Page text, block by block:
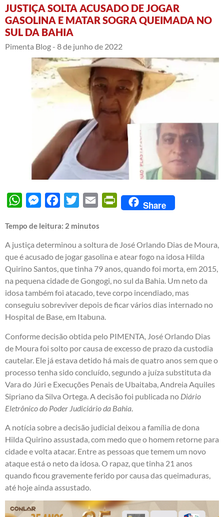
JUSTIÇA SOLTA ACUSADO DE JOGAR
GASOLINA E MATAR SOGRA QUEIMADA NO
SUL DA BAHIA
Pimenta Blog - 8 de junho de 2022
WhatsAppMessengerFacebook
Twitter Email PrintFriendly
Share
Tempo de leitura: 2 minutos
A justiça determinou a soltura de José Orlando Dias de Moura,
que é acusado de jogar gasolina e atear fogo na idosa Hilda
Quirino Santos, que tinha 79 anos, quando foi morta, em 2015,
na pequena cidade de Gongogi, no sul da Bahia. Um neto da
idosa também foi atacado, teve corpo incendiado, mas
conseguiu sobreviver depois de ficar vários dias internado no
Hospital de Base, em Itabuna.
Conforme decisão obtida pelo PIMENTA, José Orlando Dias
de Moura foi solto por causa de excesso de prazo da custodia
cautelar. Ele já estava detido há mais de quatro anos sem que o
processo tenha sido concluído, segundo a juíza substituta da
Vara do Júri e Execuções Penais de Ubaitaba, Andreia Aquiles
Sipriano da Silva Ortega. A decisão foi publicada no Diário
Eletrônico do Poder Judiciário da Bahia
A notícia sobre a decisão judicial deixou a família de dona
Hilda Quirino assustada, com medo que o homem retorne para
cidade e volta atacar. Entre as pessoas que temem um novo
ataque está o neto da idosa. O rapaz, que tinha 21 anos
quando ficou gravemente ferido por causa das queimaduras,
até hoje ainda assustado.